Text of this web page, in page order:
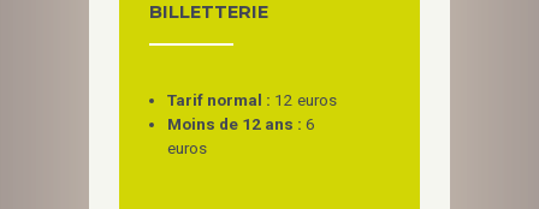
BILLETTERIE
Tarif normal : 12 euros
Moins de 12 ans : 6
euros